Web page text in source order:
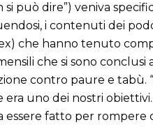
si può dire”) veniva
i contenuti dei
che hanno tenuto
che si sono
contro paure e tabù.
era uno dei nostri
essere fatto per